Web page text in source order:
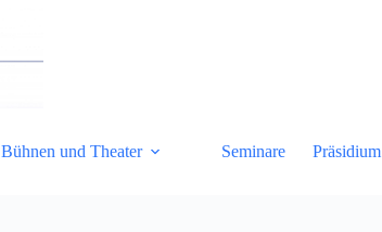
Bühnen und Theater Seminare Präsidium